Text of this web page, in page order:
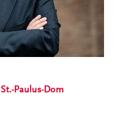
St.-Paulus-Dom